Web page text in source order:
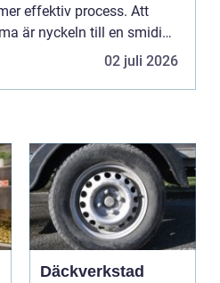
effektiv process. Att
är nyckeln till en smidig
02 juli 2026
Däckverkstad